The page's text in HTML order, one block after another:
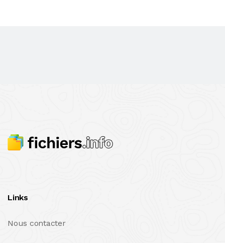
Links
Nous contacter